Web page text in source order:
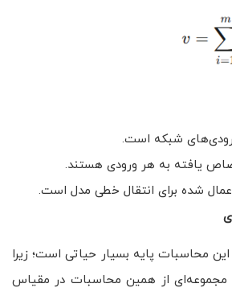
شبکه است.
یافته به هر ورودی هستند.
محاسبات پایه بسیار حیاتی است؛ زیرا
مجموعه‌ای از همین محاسبات در مقیاس